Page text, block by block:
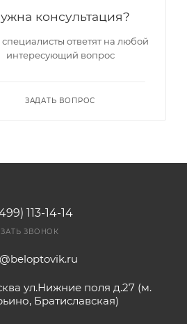
консультация?
ответят на любой
интересующий вопрос
ЗАДАТЬ ВОПРОС
113-14-14
ЗВОНОК
ул.Нижние поля д.27 (м.
Братиславская)